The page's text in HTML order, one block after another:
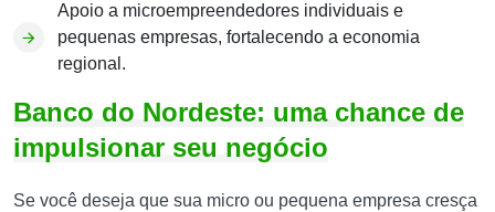
Apoio a microempreendedores individuais e
pequenas empresas, fortalecendo a economia
regional.
Banco do Nordeste: uma chance de
impulsionar seu negócio
Se você deseja que sua micro ou pequena empresa cresça